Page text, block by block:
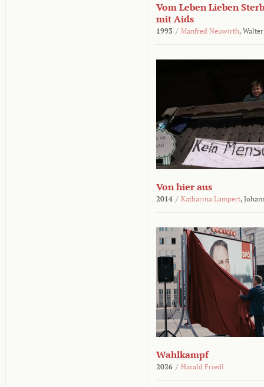
Vom Leben Lieben
mit Aids
1993 / Manfred Neuwirth,
Von hier aus
2014 / Katharina Lampert,
Wahlkampf
2026 / Harald Friedl